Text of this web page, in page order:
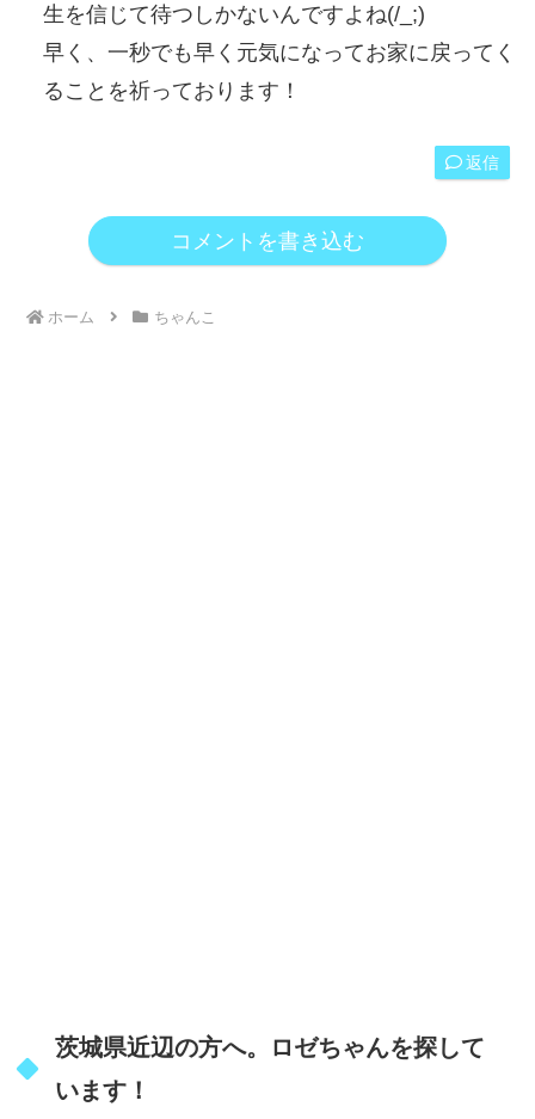
生を信じて待つしかないんですよね(/_;)
早く、一秒でも早く元気になってお家に戻ってく
ることを祈っております！
返信
コメントを書き込む
ホーム ちゃんこ
茨城県近辺の方へ。ロゼちゃんを探して
います！